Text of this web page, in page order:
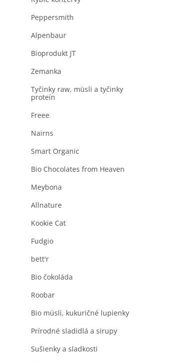
Peppersmith
Alpenbaur
Bioprodukt JT
Zemanka
Tyčinky raw, müsli a tyčinky
proteín
Freee
Nairns
Smart Organic
Bio Chocolates from Heaven
Meybona
Allnature
Kookie Cat
Fudgio
bett'r
Bio čokoláda
Roobar
Bio müsli, kukuričné lupienky
Prírodné sladidlá a sirupy
Sušienky a sladkosti